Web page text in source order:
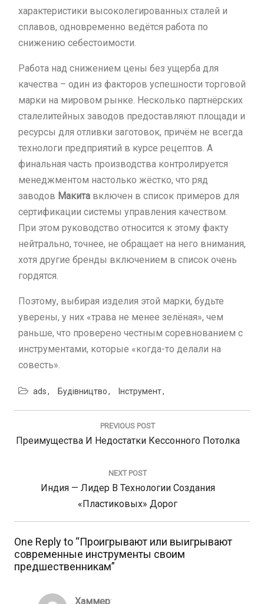
характеристики высоколегированных сталей и
сплавов, одновременно ведётся работа по
снижению себестоимости.
Работа над снижением цены без ущерба для
качества – один из факторов успешности торговой
марки на мировом рынке. Несколько партнёрских
сталелитейных заводов предоставляют площади и
ресурсы для отливки заготовок, причём не всегда
технологи предприятий в курсе рецептов. А
финальная часть производства контролируется
менеджментом настолько жёстко, что ряд
заводов Макита включен в список примеров для
сертификации системы управления качеством.
При этом руководство относится к этому факту
нейтрально, точнее, не обращает на него внимания,
хотя другие бренды включением в список очень
гордятся.
Поэтому, выбирая изделия этой марки, будьте
уверены, у них «трава не менее зелёная», чем
раньше, что проверено честным соревнованием с
инструментами, которые «когда-то делали на
совесть».
ads Будівництво Інструмент
Навигация
записям
PREVIOUS POST
Previous
Преимущества И Недостатки Кессонного Потолка
NEXT POST
Next
Индия — Лидер В Технологии Создания
«пластиковых» Дорог
One Reply to “Проигрывают или выигрывают
современные инструменты своим
предшественникам”
Хаммер: